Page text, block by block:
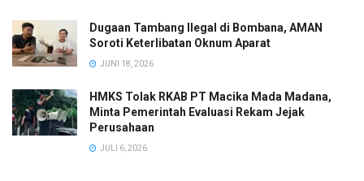
Dugaan Tambang Ilegal di Bombana, AMAN
Soroti Keterlibatan Oknum Aparat
JUNI 18, 2026
HMKS Tolak RKAB PT Macika Mada Madana,
Minta Pemerintah Evaluasi Rekam Jejak
Perusahaan
JULI 6, 2026